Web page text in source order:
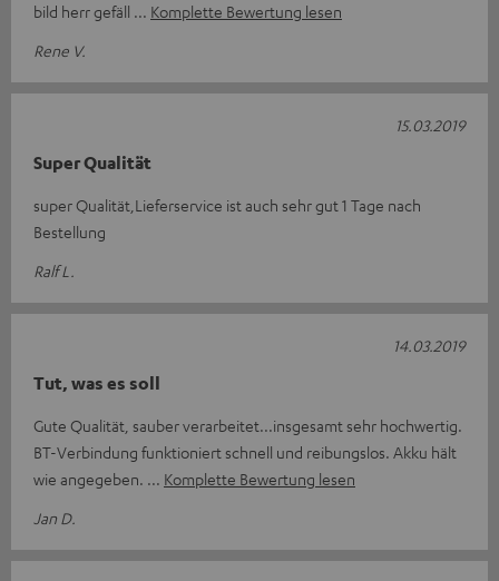
bild herr gefäll
Komplette Bewertung lesen
Rene V.
Super Qualität
super Qualität,Lieferservice ist auch sehr gut 1 Tage nach
Bestellung
Ralf L.
15.03.2019
Tut, was es soll
Gute Qualität, sauber verarbeitet...insgesamt sehr hochwertig.
BT-Verbindung funktioniert schnell und reibungslos. Akku hält
wie angegeben.
Komplette Bewertung lesen
Jan D.
14.03.2019